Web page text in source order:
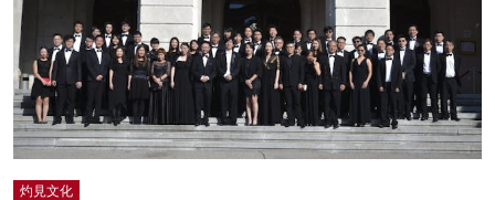
灼見文化